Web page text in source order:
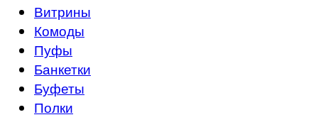
Витрины
Комоды
Пуфы
Банкетки
Буфеты
Полки